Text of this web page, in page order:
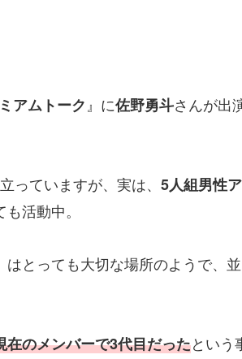
アムトーク』に佐野勇斗さんが出
っていますが、実は、 5人組男性
活動中。
はとっても大切な場所のようで、
在のメンバーで3代目だったという